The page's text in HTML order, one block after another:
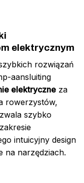
elektrycznym
rozwiązań
aansluiting
elektryczne za
rowerzystów,
szybko
intuicyjny design
na narzędziach.